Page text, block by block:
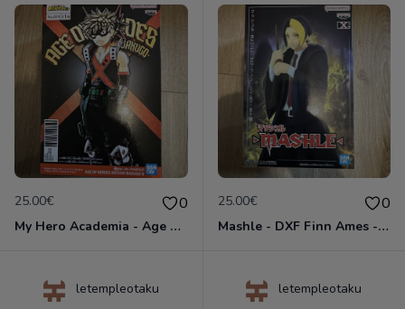
25.00€ 0
My Hero Academia - Age of Heroes Katsuki Bakugo II - Figurine Banpresto
25.00€ 0
Mashle - DXF Finn Ames - Figurine Banpresto
letempleotaku letempleotaku